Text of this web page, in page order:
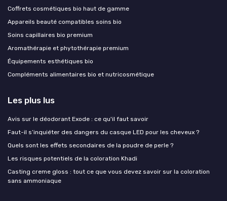
Coffrets cosmétiques bio haut de gamme
Appareils beauté compatibles soins bio
Soins capillaires bio premium
Aromathérapie et phytothérapie premium
Équipements esthétiques bio
Compléments alimentaires bio et nutricosmétique
Les plus lus
Avis sur le déodorant Exode : ce qu'il faut savoir
Faut-il s’inquiéter des dangers du casque LED pour les cheveux ?
Quels sont les effets secondaires de la poudre de perle ?
Les risques potentiels de la coloration Khadi
Casting creme gloss : tout ce que vous devez savoir sur la coloration
sans ammoniaque